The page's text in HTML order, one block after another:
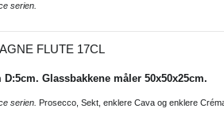
serien.
FLUTE 17CL
D:5cm. Glassbakkene måler 50x50x25cm.
serien. Prosecco, Sekt, enklere Cava og enklere